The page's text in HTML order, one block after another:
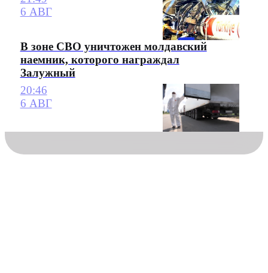
6 АВГ
В зоне СВО уничтожен молдавский
наемник, которого награждал
Залужный
20:46
6 АВГ